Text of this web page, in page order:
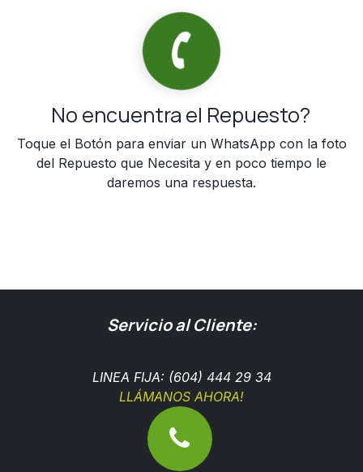
No encuentra el Repuesto?
Toque el Botón para enviar un WhatsApp con la foto
del Repuesto que Necesita y en poco tiempo le
daremos una respuesta.
Servicio al Cliente:
LINEA FIJA: (604) 444 29 34
LLÁMANOS AHORA!